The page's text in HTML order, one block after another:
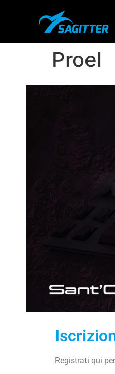
Proel
Registrati qui